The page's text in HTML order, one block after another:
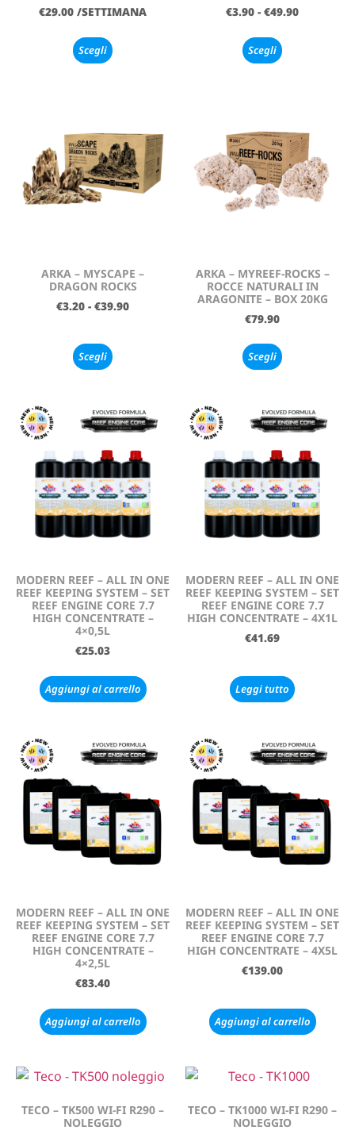
€29.00 /SETTIMANA
Scegli
€3.90 - €49.90
Scegli
ARKA – MYSCAPE –
DRAGON ROCKS
€3.20 - €39.90
Scegli
ARKA – MYREEF-ROCKS –
ROCCE NATURALI IN
ARAGONITE – BOX 20KG
€79.90
Scegli
MODERN REEF – ALL IN ONE
REEF KEEPING SYSTEM – SET
REEF ENGINE CORE 7.7
HIGH CONCENTRATE –
4×0,5L
€25.03
Aggiungi al carrello
MODERN REEF – ALL IN ONE
REEF KEEPING SYSTEM – SET
REEF ENGINE CORE 7.7
HIGH CONCENTRATE – 4X1L
€41.69
Leggi tutto
MODERN REEF – ALL IN ONE
REEF KEEPING SYSTEM – SET
REEF ENGINE CORE 7.7
HIGH CONCENTRATE –
4×2,5L
€83.40
Aggiungi al carrello
MODERN REEF – ALL IN ONE
REEF KEEPING SYSTEM – SET
REEF ENGINE CORE 7.7
HIGH CONCENTRATE – 4X5L
€139.00
Aggiungi al carrello
TECO – TK500 WI-FI R290 –
NOLEGGIO
TECO – TK1000 WI-FI R290 –
NOLEGGIO